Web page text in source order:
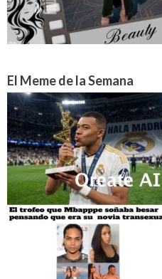
El Meme de la Semana